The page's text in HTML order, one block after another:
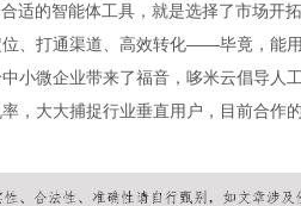
的智能体工具，就是选择了市场开
、打通渠道、高效转化——毕竟，能
小微企业带来了福音，哆米云倡导人
，大大捕捉行业垂直用户，目前合